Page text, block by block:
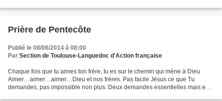
Prière de Pentecôte
Publié le 08/06/2014 à 08:00
Par Section de Toulouse-Languedoc d'Action française
Chaque fois que tu aimes ton frère, tu es sur le chemin qui mène à Dieu
Aimer…aimer…aimer…Dieu et nos frères. Pas facile Jésus ce que Tu
demandes, pas impossible non plus. Deux demandes essentielles mais en